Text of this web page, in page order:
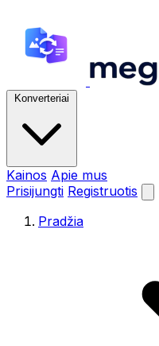
Konverteriai
Kainos Apie mus
Prisijungti Registruotis
Pradžia